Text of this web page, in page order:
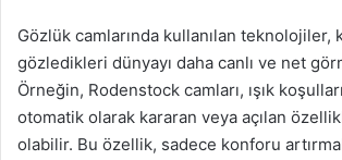
Gözlük camlarında kullanılan teknolojiler,
gözledikleri dünyayı daha canlı ve net
Örneğin, Rodenstock camları, ışık
otomatik olarak kararan veya açılan
olabilir. Bu özellik, sadece konforu